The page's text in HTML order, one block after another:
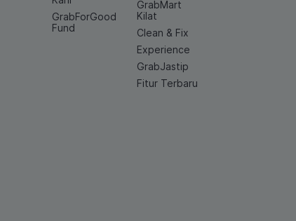
GrabForGood
Fund
GrabMart
Kilat
Clean & Fix
Experience
GrabJastip
Fitur Terbaru